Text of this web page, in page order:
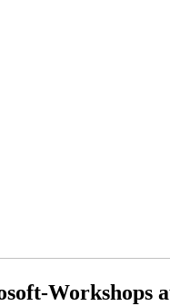
Workshops